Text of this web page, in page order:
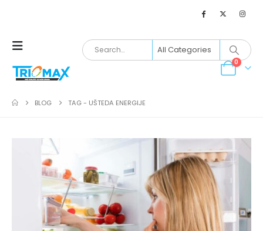
0
BLOG TAG - UŠTEDA ENERGIJE